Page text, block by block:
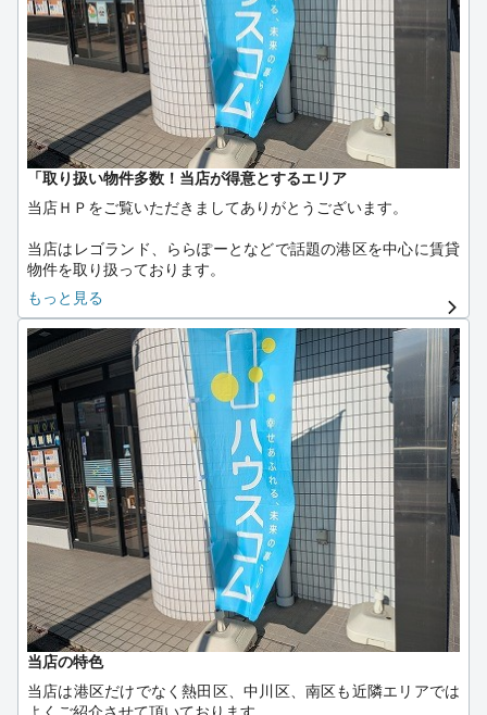
【取扱物件】
・新築物件（各建築会社提携あり） ・駅徒歩圏内物件 ・ペッ
ト飼育可能物件 ・一人暮らし様向け物件 ・新婚様向け物件 ・
ご家族様向け物件 ・学生様向け物件・ご転勤者様向け物件 ・
ルームシェア可能物件
・建替えによる短期契約可能物件 ・分譲マンション賃貸物件
・一戸建賃貸物件 ・店舗、事務所物件・その他、賃貸物件全般
対応いたします。
【契約種類】
・各種法人様社宅契約対応致します。 ・契約金クレジット払い
可能物件もございます。 ・契約金ローン支払い対応可能です。
・敷金・礼金無し、その他退去精算金等初期費用を抑えた物件
ございます。
・連帯保証人様可能物件 ・連帯保証人様不要、保証会社利用可
能物件ございます。
【各種手続き】
・インターネット契約手続き見直し代行いたします。 ・提携引
越会社により優遇価格にてご紹介いたします。 ・入居時、室内
環境改善商品販売いたします。
・鍵交換、入居時緊急対応サービス対応いたします。 ・ＮＨＫ
新規、住所変更手続き承ります。 ・火災保険新規加入、更新手
続き業務
【管理業務】
・戸別管理対応いたします。 ・一棟管理対応いたします。 ・
一括借り上げ管理対応いたします。 ・プロパンガス会社見直し
承ります。
・空室改善相談承ります。
【リフォーム】
・満室になりやすいリフォーム提案、リフォーム等承ります。
「取り扱い物件多数！当店が得意とするエリア
当店ＨＰをご覧いただきましてありがとうございます。
当店はレゴランド、ららぽーとなどで話題の港区を中心に賃貸
物件を取り扱っております。
お客様からのご質問で「港区は治安が良くないんですか？」と
聞かれることがございますが、
一昔前は地元色が強かった港区も、近年は商業施設の開発や高
速の整備により県外からお引越しされる方も増えております。
特に、当店のお膝元である名港線東海通駅は、金山、栄へのア
クセスも良く利便性に長けていることと、複合商業施設も多数
あり【本当に住みやすい街大賞2023】で第１位にも選ばれてお
ります♪
そんな話題の絶えない港区周辺でのお部屋探しはぜひ当店まで
お任せください。
お部屋探しのご相談やお悩み事など、なんでもご相談下さいま
せ。
スタッフ一同、皆様のご来店心よりお待ちしております。
もっと見る
当店の特色
当店は港区だけでなく熱田区、中川区、南区も近隣エリアでは